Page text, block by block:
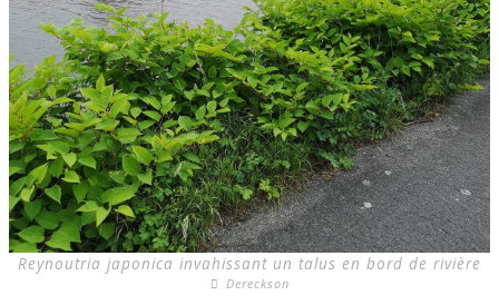
Reynoutria japonica invahissant un talus en bord de rivière
Dereckson